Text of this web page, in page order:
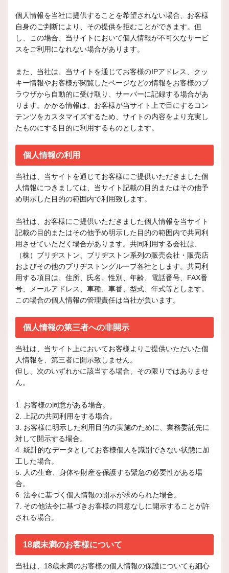
個人情報を当社に提供することを希望されない場合、お客様
自身のご判断により、その提供を拒むことができます。但
し、この場合、当サイトにおいて個人情報が不可欠なサービ
スをご利用になれない場合があります。
また、当社は、当サイトを通じてお客様のIPアドレス、クッ
キー情報やお客様が閲覧したページなどの情報をお客様のブ
ラウザから自動的に受け取り、サーバーに記録する場合があ
ります。かかる情報は、お客様が当サイト上で目にするコン
テンツをカスタマイズするため、サイトの内容をより充実し
たものにする目的に利用するものとします。
個人情報の利用
当社は、当サイトを通じてお客様にご提供いただきました個
人情報につきましては、当サイト記載の目的またはその他予
め明示した目的の範囲内で利用致します。
当社は、お客様にご提供いただきました個人情報を当サイト
記載の目的またはその他予め明示した目的の範囲内で共同利
用させていただく場合があります。共同利用する会社は、
（株）ブリヂストン、ブリヂストン系列の販売会社・販売店
およびその他のブリヂストングループ各社とします。共同利
用する項目は、住所、氏名、性別、年齢、電話番号、FAX番
号、メールアドレス、車種、車番、型式、年式等とします。
この場合の個人情報の管理責任は当社が負います。
個人情報の第三者への非開示
当社は、当サイト上においてお客様よりご提供いただいた個
人情報を、第三者に開示致しません。
但し、次のいずれかに該当する場合、その限りではありませ
ん。
1. お客様の同意がある場合。
2. 上記の共同利用をする場合。
3. お客様に明示した利用目的の実施のために、業務委託先に
対して開示する場合。
4. 統計的なデータとしてお客様個人を識別できない状態に加
工した場合。
5. 人の生命、身体や財産を保護する緊急の必要性がある場
合。
6. 法令に基づく個人情報の開示が求められた場合。
7. その他法令に基づきお客様の同意なしに開示することが許
される場合。
18歳未満のお客様について
当社は、18歳未満のお客様の個人情報の保護についても細心